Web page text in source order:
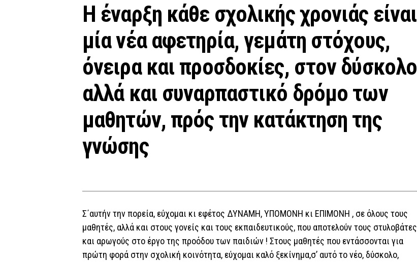
Η έναρξη κάθε σχολικής χρονιάς είναι
μία νέα αφετηρία, γεμάτη στόχους,
όνειρα και προσδοκίες, στον δύσκολο
αλλά και συναρπαστικό δρόμο των
μαθητών, πρός την κατάκτηση της
γνώσης
Σ΄αυτήν την πορεία, εύχομαι κι εφέτος ΔΥΝΑΜΗ, ΥΠΟΜΟΝΗ κι ΕΠΙΜΟΝΗ , σε όλους τους
μαθητές, αλλά και στους γονείς και τους εκπαιδευτικούς, που αποτελούν τους στυλοβάτες
και αρωγούς στο έργο της προόδου των παιδιών ! Στους μαθητές που εντάσσονται για
πρώτη φορά στην σχολική κοινότητα, εύχομαι καλό ξεκίνημα,σ’ αυτό το νέο, δύσκολο,